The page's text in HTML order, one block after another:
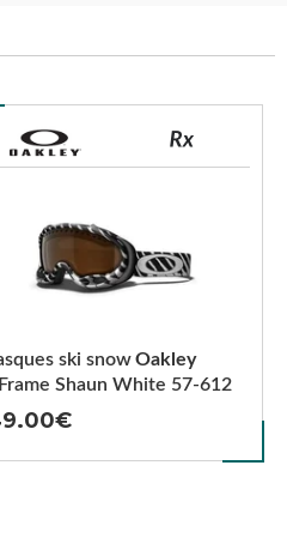
Shaun White 57-612
ski snowOakley